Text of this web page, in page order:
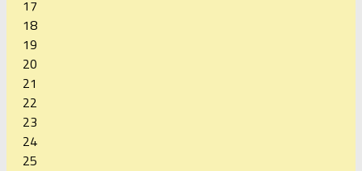
17
18
19
20
21
22
23
24
25